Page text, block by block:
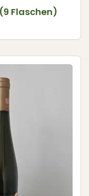
Flaschen)